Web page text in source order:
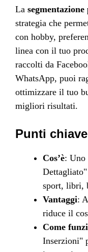
La
strategia che
con hobby,
linea con il tuo
raccolti da
WhatsApp, puoi
ottimizzare il tuo
migliori risultati.
Punti
Cos’è: Uno
sport, libri,
Vantaggi:
riduce il
Come
Inserzioni"